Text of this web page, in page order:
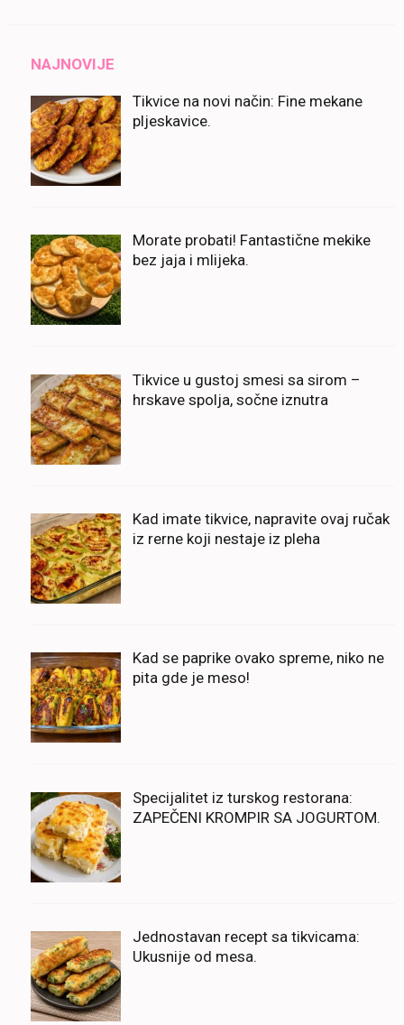
NAJNOVIJE
Tikvice na novi način: Fine mekane
pljeskavice.
Morate probati! Fantastične mekike
bez jaja i mlijeka.
Tikvice u gustoj smesi sa sirom –
hrskave spolja, sočne iznutra
Kad imate tikvice, napravite ovaj ručak
iz rerne koji nestaje iz pleha
Kad se paprike ovako spreme, niko ne
pita gde je meso!
Specijalitet iz turskog restorana:
ZAPEČENI KROMPIR SA JOGURTOM.
Jednostavan recept sa tikvicama:
Ukusnije od mesa.